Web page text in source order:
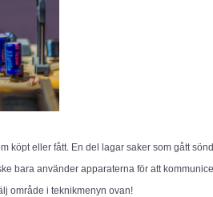
köpt eller fått. En del lagar saker som gått
bara använder apparaterna för att
område i teknikmenyn ovan!